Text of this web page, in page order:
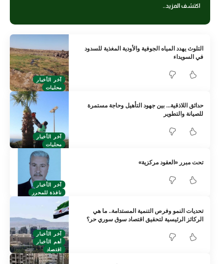
اكتشف المزيد..
آخر الأخبار
محليات
التلوث يهدد المياه الجوفية والأودية المغذية للسدود
في السويداء
آخر الأخبار
محليات
حدائق اللاذقية… بين جهود التأهيل وحاجة مستمرة
للصيانة والتطوير
آخر الأخبار
نافذة للمحرر
تحت مبرر «العقود مركزية»
آخر الأخبار
أهم الأخبار
اقتصاد
تحديات النمو وفرص التنمية المستدامة.. ما هي
الركائز الرئيسية لتحقيق اقتصاد سوق سوري حر؟